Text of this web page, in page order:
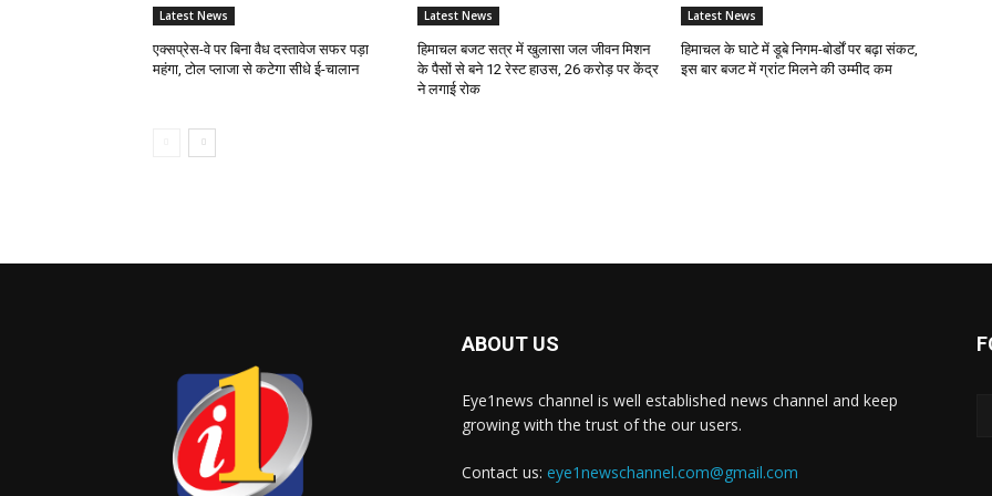
Latest News
एक्सप्रेस-वे पर बिना वैध दस्तावेज सफर पड़ा
महंगा, टोल प्लाजा से कटेगा सीधे ई-चालान
Latest News
हिमाचल बजट सत्र में खुलासा जल जीवन मिशन
के पैसों से बने 12 रेस्ट हाउस, 26 करोड़ पर केंद्र
ने लगाई रोक
Latest News
हिमाचल के घाटे में डूबे निगम-बोर्डों पर बढ़ा संकट,
इस बार बजट में ग्रांट मिलने की उम्मीद कम
ABOUT US
Eye1news channel is well established news channel and keep
growing with the trust of the our users.
Contact us: eye1newschannel.com@gmail.com